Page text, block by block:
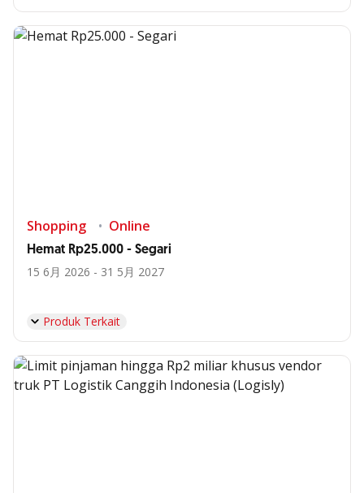
Shopping Online
Hemat Rp25.000 - Segari
15 6月 2026 - 31 5月 2027
Produk Terkait